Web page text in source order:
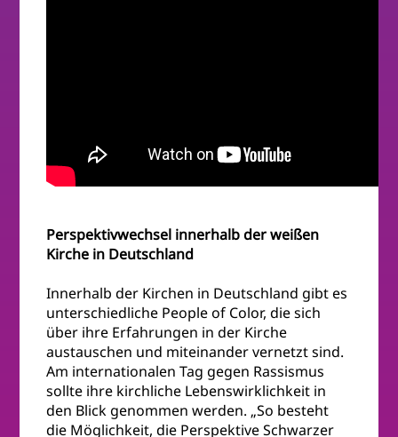
Perspektivwechsel innerhalb der weißen
Kirche in Deutschland
Innerhalb der Kirchen in Deutschland gibt es
unterschiedliche People of Color, die sich
über ihre Erfahrungen in der Kirche
austauschen und miteinander vernetzt sind.
Am internationalen Tag gegen Rassismus
sollte ihre kirchliche Lebenswirklichkeit in
den Blick genommen werden. „So besteht
die Möglichkeit, die Perspektive Schwarzer